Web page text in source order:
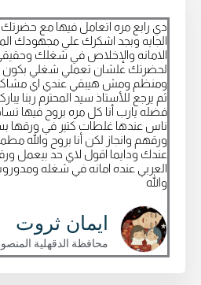
دي رابع مره اتعامل فيها مع حضرتك
الجايه وبجد اشكرك علي مجهودك المتميز
الامانه والإخلاص في شغلك وحقيقي
لحضرتك علشان تعملي شغلي بكون
ومنظم ومش هيبقي عندي اي مشاكل
ثم يرجع للأستاذ سيد المحترم ربنا
فضله يارب أنا كل مره بروح فيها
ناس عندها غلطات كتير في ورقها بسبب
ورقهم وانجاز لكن أنا بروح والله مطمنه
عندك ودايما اقول لاي حد بيعمل ورقه
العربي عنده امانه في شغله ومدوروش
والله
ايمان ثروت
محافظة الدقهلية المنصورة